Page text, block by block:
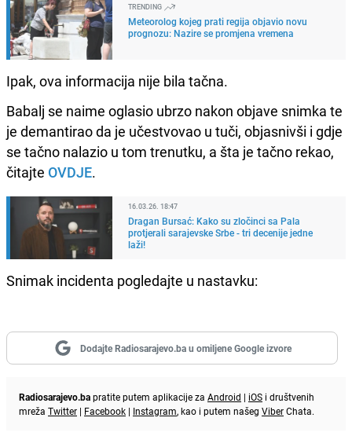
TRENDING
Meteorolog kojeg prati regija objavio novu
prognozu: Nazire se promjena vremena
Ipak, ova informacija nije bila tačna.
Babalj se naime oglasio ubrzo nakon objave snimka te
je demantirao da je učestvovao u tuči, objasnivši i gdje
se tačno nalazio u tom trenutku, a šta je tačno rekao,
čitajte OVDJE.
16.03.26. 18:47
Dragan Bursać: Kako su zločinci sa Pala
protjerali sarajevske Srbe - tri decenije jedne
laži!
Snimak incidenta pogledajte u nastavku:
Dodajte Radiosarajevo.ba u omiljene Google izvore
Radiosarajevo.bapratite putem aplikacije za Android | iOS i društvenih
mreža Twitter | Facebook | Instagram, kao i putem našeg ViberChata.